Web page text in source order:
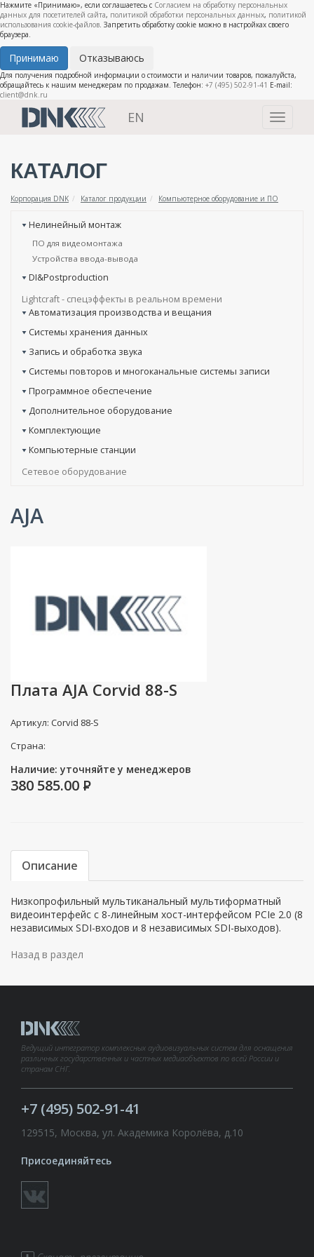
Нажмите «Принимаю», если соглашаетесь с Согласием на обработку персональных
данных для посетителей сайта, политикой обработки персональных данных, политикой
использования cookie-файлов. Запретить обработку cookie можно в настройках своего
браузера.
Принимаю Отказываюсь
Для получения подробной информации о стоимости и наличии товаров, пожалуйста,
обращайтесь к нашим менеджерам по продажам. Телефон: +7 (495) 502-91-41 E-mail:
client@dnk.ru
Toggle
EN
КАТАЛОГ
Корпорация DNK Каталог продукции Компьютерное оборудование и ПО
Нелинейный монтаж
ПО для видеомонтажа
Устройства ввода-вывода
DI&Postproduction
Lightcraft - cпецэффекты в реальном времени
Автоматизация производства и вещания
Системы хранения данных
Запись и обработка звука
Системы повторов и многоканальные системы записи
Программное обеспечение
Дополнительное оборудование
Комплектующие
Компьютерные станции
Сетевое оборудование
AJA
Плата AJA Corvid 88-S
Артикул: Corvid 88-S
Страна:
Наличие: уточняйте у менеджеров
380 585.00 P
Описание
Низкопрофильный мультиканальный мультиформатный
видеоинтерфейс с 8-линейным хост-интерфейсом PCIe 2.0 (8
независимых SDI-входов и 8 независимых SDI-выходов).
Назад в раздел
Ведущий интегратор комплексных аудиовизуальных систем для оснащения
различных государственных и частных медиаобъектов по всей России и
странам СНГ.
+7 (495) 502-91-41
129515, Москва, ул. Академика Королёва, д.10
Присоединяйтесь